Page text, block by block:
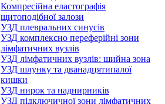
Компресійна еластографія
щитоподібної залози
УЗД плевральних синусів
УЗД комплексно переферійні зони
лімфатичних вузлів
УЗД лімфатичних вузлів: шийна зона
УЗД шлунку та дванадцятипалої
кишки
УЗД нирок та наднирників
УЗД підключичної зони лімфатичних